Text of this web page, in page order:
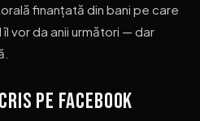
finanțată din bani pe care
îl vor da anii următori — dar
pe facebook